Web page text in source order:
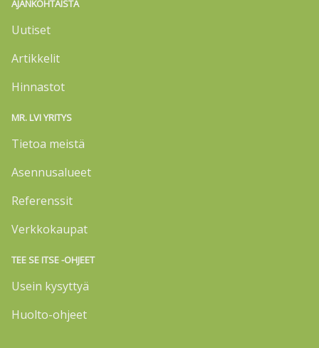
AJANKOHTAISTA
Uutiset
Artikkelit
Hinnastot
MR. LVI YRITYS
Tietoa meistä
Asennusalueet
Referenssit
Verkkokaupat
TEE SE ITSE -OHJEET
Usein kysyttyä
Huolto-ohjeet